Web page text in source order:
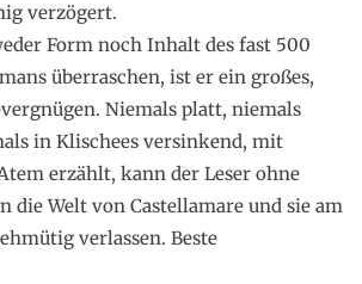
verzögert.
Form noch Inhalt des fast 500
überraschen, ist er ein großes,
Niemals platt, niemals
in Klischees versinkend, mit
erzählt, kann der Leser ohne
die Welt von Castellamare und sie am
verlassen. Beste